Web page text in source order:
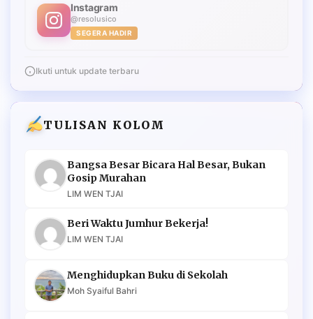
Instagram
@resolusico
SEGERA HADIR
Ikuti untuk update terbaru
TULISAN KOLOM
Bangsa Besar Bicara Hal Besar, Bukan
Gosip Murahan
LIM WEN TJAI
Beri Waktu Jumhur Bekerja!
LIM WEN TJAI
Menghidupkan Buku di Sekolah
Moh Syaiful Bahri